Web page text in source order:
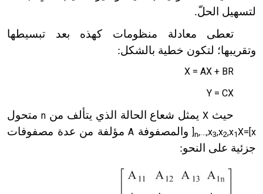
لتسهيل الحلّ.
تعطى معادلة منظومات كهذه بعد تبسيطها
وتقريبها؛ لتكون خطية بالشكل:
X = AX + BR
Y = CX
حيث Xيمثل شعاع الحالة الذي يتألف منn متحول
X=[x
1
,x
2
,x
3
,…,x
n والمصفوفة A مؤلفة من عدة مصفوفات
جزئية على النحو: